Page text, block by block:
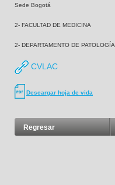
Sede Bogotá
2- FACULTAD DE MEDICINA
2- DEPARTAMENTO DE PATOLOGÍA
CVLAC
Descargar hoja de vida
Regresar